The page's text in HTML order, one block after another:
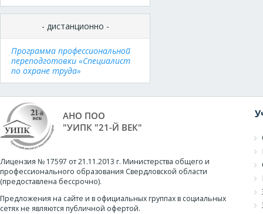
- дистанционно -
Программа профессиональной
переподготовки «Специалист
по охране труда»
АНО ПОО
"УИПК "21-Й ВЕК"
Лицензия № 17597 от 21.11.2013 г. Министерства общего и
профессионального образования Свердловской области
(предоставлена бессрочно).
Предложения на сайте и в официальных группах в социальных
сетях не являются публичной офертой.